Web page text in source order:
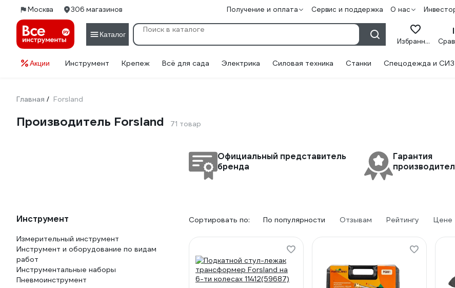
Москва 306 магазинов Получение и оплата Сервис и поддержка О нас
Каталог
Избранное
Акции Инструмент Крепеж Всё для сада Электрика Силовая техника Станки Спецодежда и СИЗ
Главная / Forsland
Производитель Forsland 71 товар
Официальный представитель
бренда
Гарантия
Инструмент
Измерительный инструмент
Инструмент и оборудование по видам
работ
Инструментальные наборы
Пневмоинструмент
Сортировать по: По популярности Отзывам Рейтингу Цене